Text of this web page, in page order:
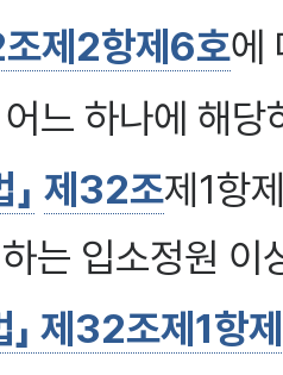
조제2항제6호에
느 하나에 해당
제32조제1항
는 입소정원 이
」 제32조제1항